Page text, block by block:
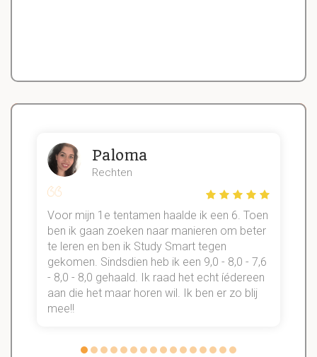
Paloma
Rechten
Voor mijn 1e tentamen haalde ik een 6. Toen
ben ik gaan zoeken naar manieren om beter
te leren en ben ik Study Smart tegen
gekomen. Sindsdien heb ik een 9,0 - 8,0 - 7,6
- 8,0 - 8,0 gehaald. Ik raad het echt íédereen
aan die het maar horen wil. Ik ben er zo blij
mee!!